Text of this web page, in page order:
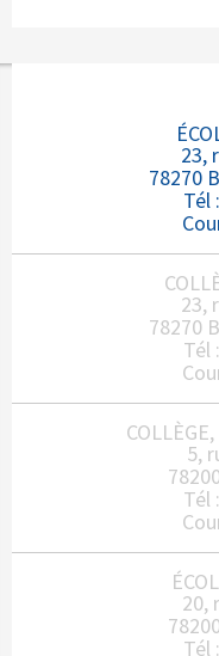
23,
78270
Tél
23,
78270
Tél
5,
Tél
20,
Tél